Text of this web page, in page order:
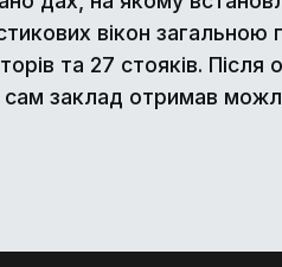
вікон
та 27 стояків.
заклад отримав